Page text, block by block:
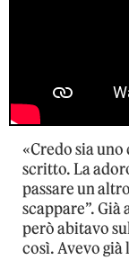
«Credo sia
scritto. La
passare un
scappare”.
però abitavo
così. Avevo già